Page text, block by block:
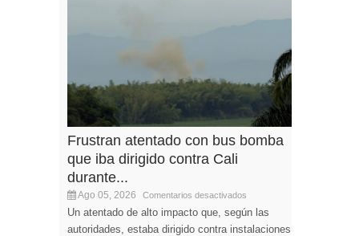
Frustran atentado con bus bomba
que iba dirigido contra Cali
durante...
Ago 05, 2026 Comentarios desactivados
Un atentado de alto impacto que, según las
autoridades, estaba dirigido contra instalaciones